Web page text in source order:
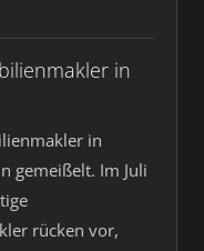
in
in
gemeißelt. Im Juli
rücken vor,